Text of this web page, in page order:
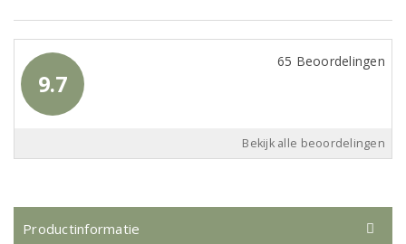
9.7
65 Beoordelingen
Bekijk alle beoordelingen
Productinformatie